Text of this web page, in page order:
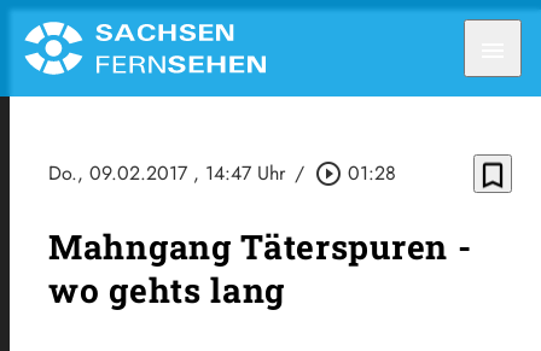
Do., 09.02.2017 , 14:47 Uhr / play_circle_outline 01:28 bookmark_border
Mahngang Täterspuren -
wo gehts lang